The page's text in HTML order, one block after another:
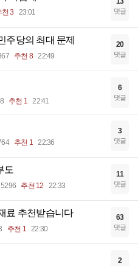
천 3 23:01 댓글
주당의 최대 문제
추천 8 22:49
20
댓글
추천 1 22:41
6
댓글
추천 1 22:36
3
댓글
도
추천 12 22:33
11
댓글
료 추천받습니다
추천 1 22:30
63
댓글
2